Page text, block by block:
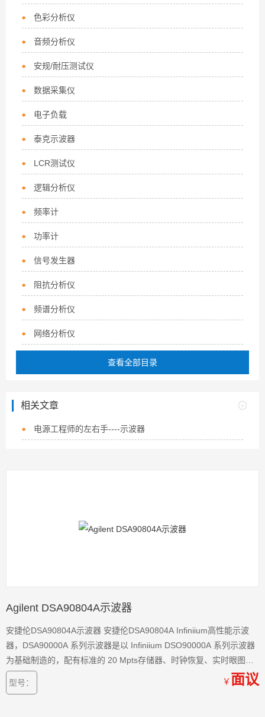
色彩分析仪
音频分析仪
安规/耐压测试仪
数据采集仪
电子负载
泰克示波器
LCR测试仪
逻辑分析仪
频率计
功率计
信号发生器
阻抗分析仪
频谱分析仪
网络分析仪
查看全部目录
相关文章
电源工程师的左右手----示波器
Agilent DSA90804A示波器
安捷伦DSA90804A示波器 安捷伦DSA90804A Infiniium高性能示波
器，DSA90000A 系列示波器是以 Infiniium DSO90000A 系列示波器
为基础制造的，配有标准的 20 Mpts存储器、时钟恢复、实时眼图
(SDA)、基础抖动和 RJDJ 隔离(EZJIT+)、带宽降噪软件，为您调试
很复杂的信号提供很好工具。
型号： ￥ 面议